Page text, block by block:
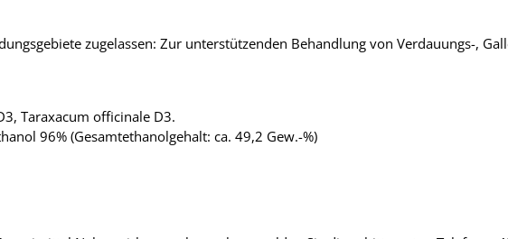
zugelassen: Zur unterstützenden Behandlung von Verdauungs-,
Taraxacum officinale D3.
96% (Gesamtethanolgehalt: ca. 49,2 Gew.-%)